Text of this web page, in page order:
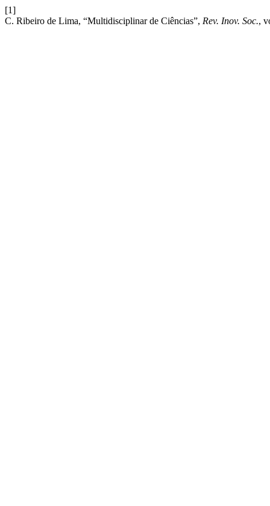
[1]
C. Ribeiro de Lima, “Multidisciplinar de Ciências”, Rev. Inov. Soc.,